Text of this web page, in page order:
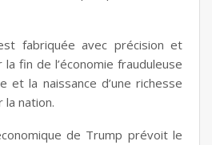
fabriquée avec précision et
fin de l’économie frauduleuse
la naissance d’une richesse
nation.
de Trump prévoit le